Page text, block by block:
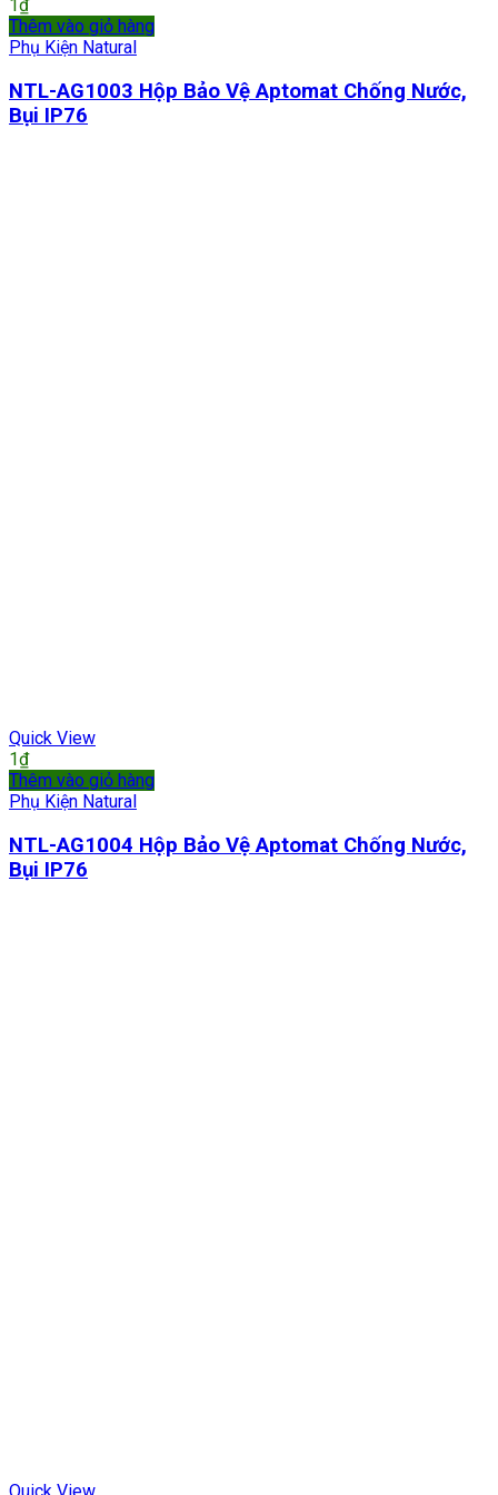
1₫
Thêm vào giỏ hàng
Phụ Kiện Natural
NTL-AG1003 Hộp Bảo Vệ Aptomat Chống Nước,
Bụi IP76
Quick View
1₫
Thêm vào giỏ hàng
Phụ Kiện Natural
NTL-AG1004 Hộp Bảo Vệ Aptomat Chống Nước,
Bụi IP76